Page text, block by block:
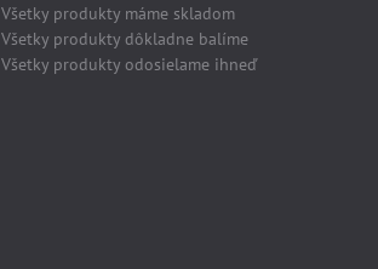
Všetky produkty máme skladom
Všetky produkty dôkladne balíme
Všetky produkty odosielame ihneď